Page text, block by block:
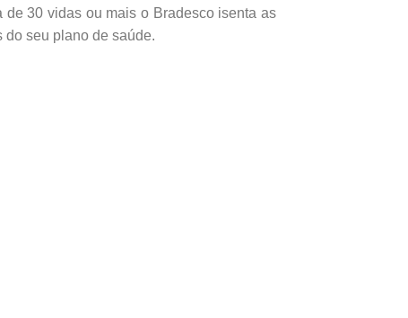
30 vidas ou mais o Bradesco isenta as
do seu plano de saúde.